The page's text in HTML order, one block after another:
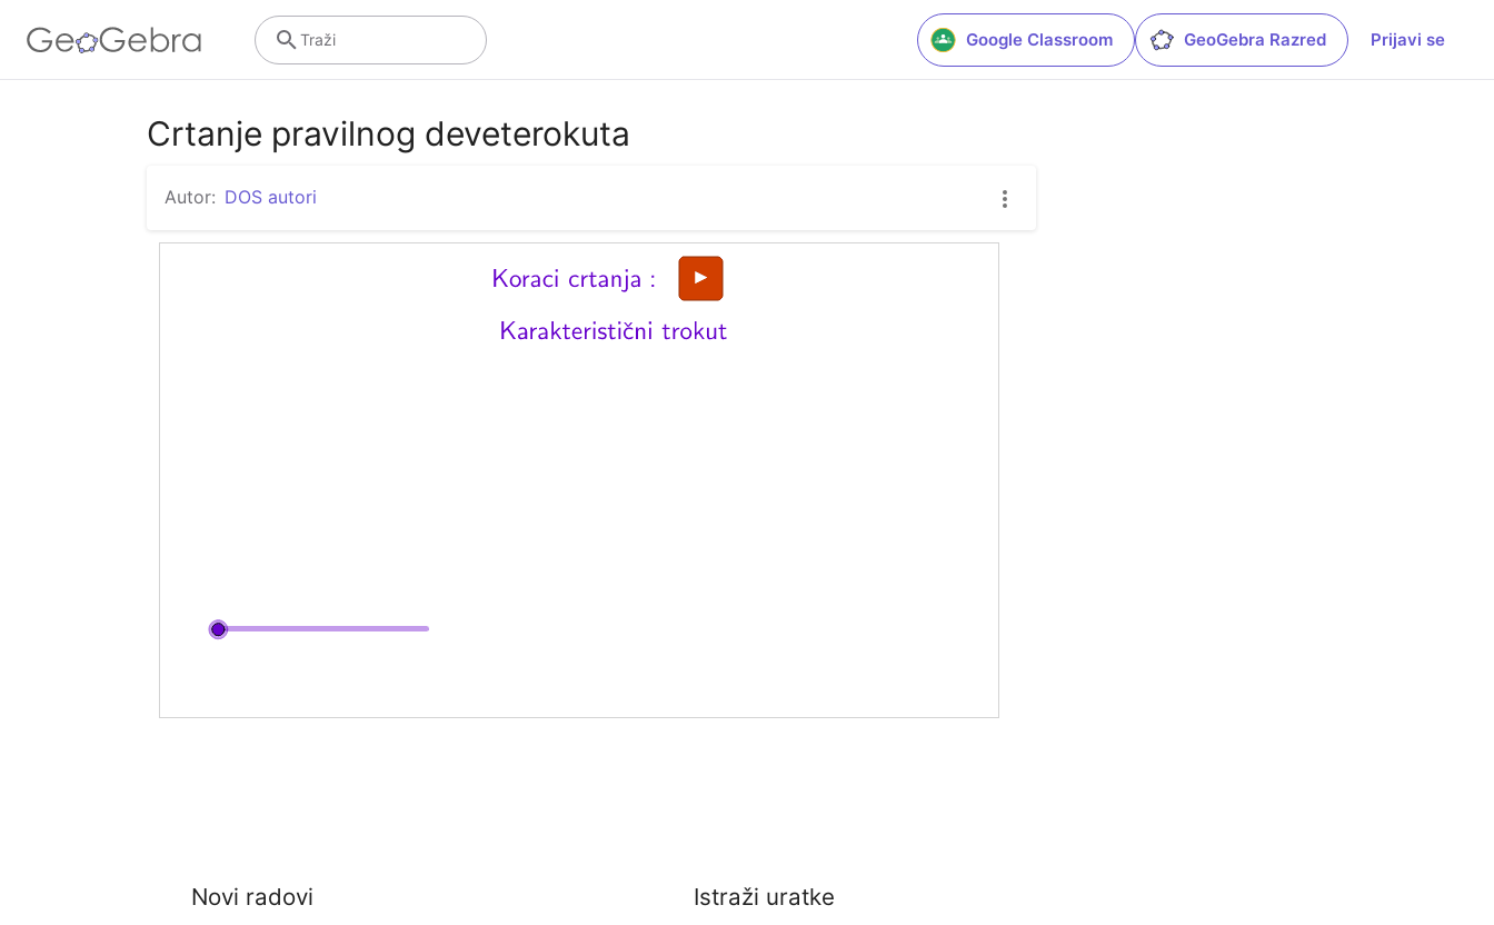
Google Classroom GeoGebra Razred Prijavi se
Traži
Crtanje pravilnog deveterokuta
Autor: DOS autori
Novi radovi Istraži uratke